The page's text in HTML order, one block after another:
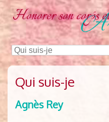
Honorer son corps
Qui suis-je
Agnès Rey